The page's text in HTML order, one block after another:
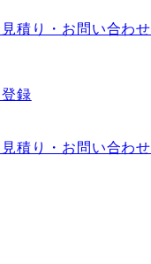
積り・お問い合わせ
録
積り・お問い合わせ